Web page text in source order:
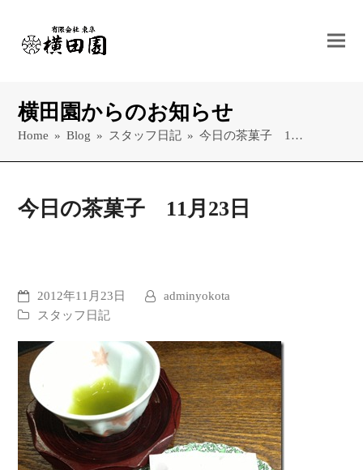
横田園からのお知らせ
Home » Blog » スタッフ日記 » 今日の茶菓子 1…
今日の茶菓子 11月23日
2012年11月23日
adminyokota
スタッフ日記